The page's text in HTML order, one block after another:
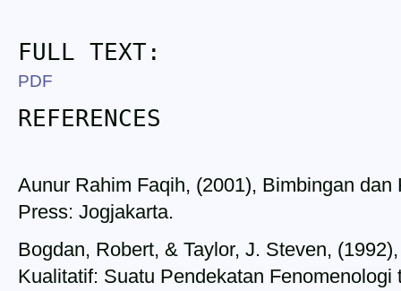
FULL TEXT:
PDF
REFERENCES
Aunur Rahim Faqih, (2001), Bimbingan
Press: Jogjakarta.
Bogdan, Robert, & Taylor, J. Steven,
Kualitatif: Suatu Pendekatan